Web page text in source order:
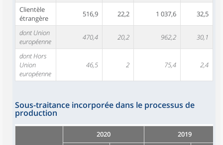
Clientèle
étrangère
516,9 22,2 1 037,6 32,5
dont Union
européenne
470,4 20,2 962,2 30,1
dont Hors
Union
européenne
46,5 2 75,4 2,4
Sous-traitance incorporée dans le processus de
production
2020
2019